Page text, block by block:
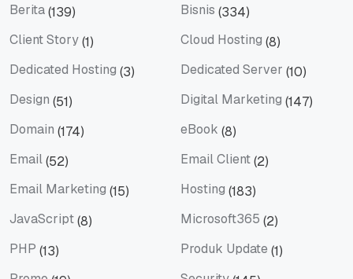
Berita(139) Bisnis (334)
Client Story(1) Cloud Hosting (8)
Dedicated Hosting (3) Dedicated Server (10)
Design (51) Digital Marketing (147)
Domain (174) eBook (8)
Email(52) Email Client(2)
Email Marketing (15) Hosting (183)
JavaScript(8) Microsoft365 (2)
PHP (13) Produk Update (1)